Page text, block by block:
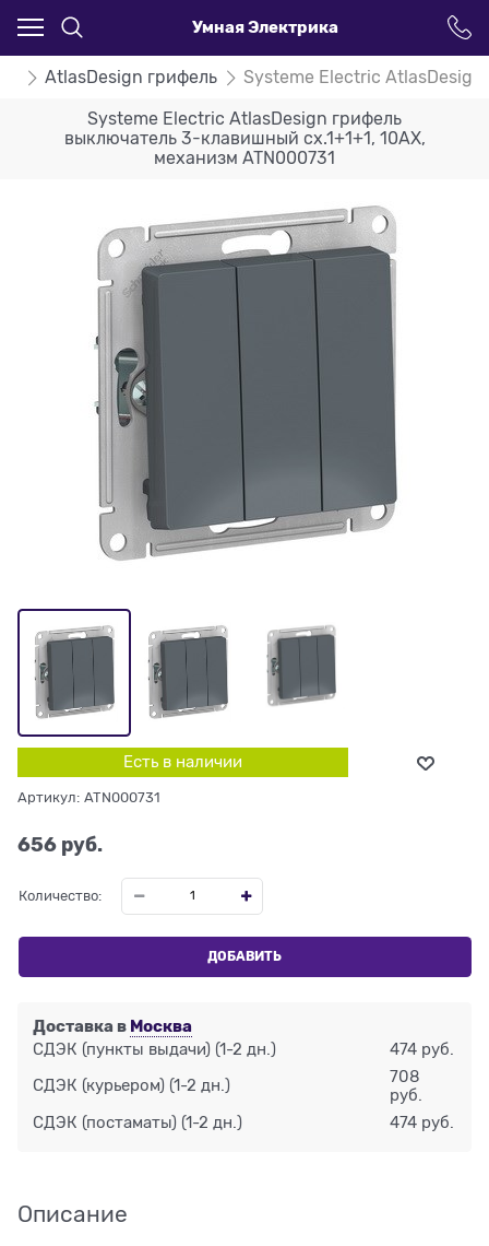
Умная Электрика
AtlasDesign грифель Systeme Electric
Systeme Electric AtlasDesign грифель
выключатель 3-клавишный сх.1+1+1, 10АХ,
механизм ATN000731
Есть в наличии
Артикул: ATN000731
656 руб.
Количество:
ДОБАВИТЬ
Доставка в Москва
СДЭК (пункты выдачи) (1-2 дн.) 474 руб.
СДЭК (курьером) (1-2 дн.)
708
руб.
СДЭК (постаматы) (1-2 дн.) 474 руб.
Описание